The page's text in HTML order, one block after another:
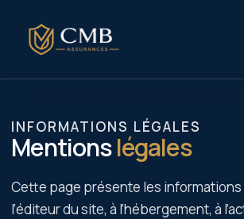
contenu
INFORMATIONS LÉGALES
Mentionslégales
Cette page présente les informations
l’éditeur du site, à l’hébergement, à